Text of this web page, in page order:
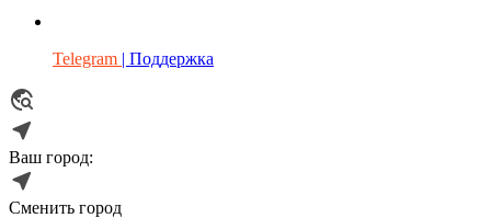
Telegram | Поддержка
Ваш город:
Сменить город